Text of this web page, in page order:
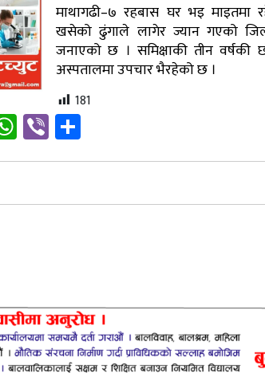
माथागढी–७ रहबास घर भइ माइतमा
खसेको ढुंगाले लागेर ज्यान गएको
जनाएको छ । समिक्षाकी तीन वर्षकी
अस्पतालमा उपचार भैरहेको छ ।
181
WhatsApp
Viber